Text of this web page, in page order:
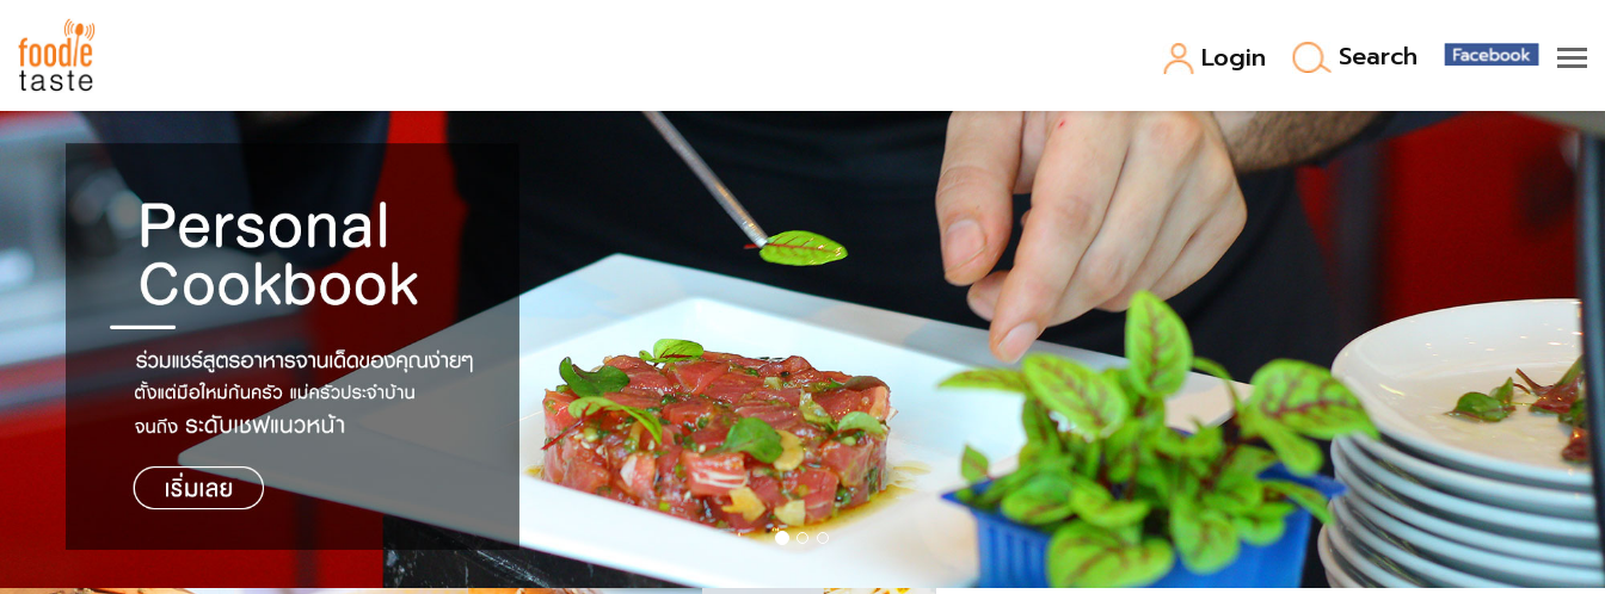
Login Search
สูตรอาหาร
สูตรอาหารล่าสุด
Top Foodie
พาไปชิม
สารพันก้นครัว
เคล็ดลับน่ารู้
เปรียบเทียบหน่วยการตวง
เปรียบเทียบอุณหภูมิ
เปรียบเทียบน้ำหนักวัตถุดิบ
ชั่งตวงเนย
FoodPedia
สร้าง Cookbook